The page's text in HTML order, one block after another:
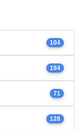
104
194
71
128